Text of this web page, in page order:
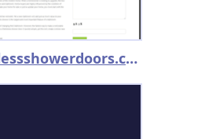
ocframelessshowerdoors.com